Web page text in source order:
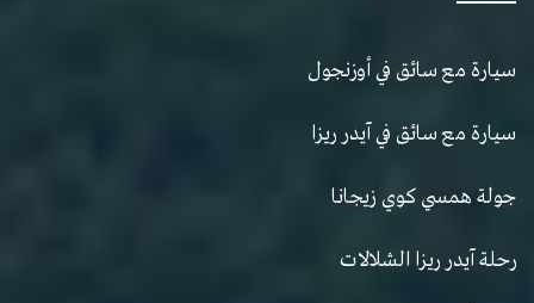
سيارة مع سائق في أوزنجول
سيارة مع سائق في آيدر ريزا
جولة همسي كوي زيجانا
رحلة آيدر ريزا الشلالات